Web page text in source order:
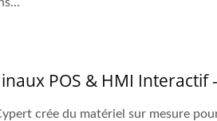
POS & HMI Interactif
crée du matériel sur mesure